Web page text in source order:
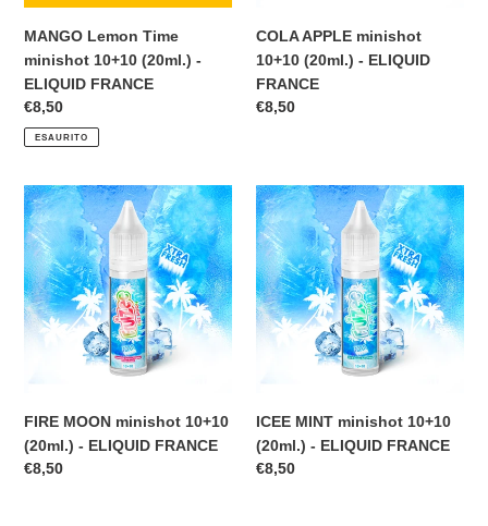
MANGO Lemon Time
minishot 10+10 (20ml.) -
ELIQUID FRANCE
Prezzo
di
listino
€8,50
ESAURITO
COLA APPLE minishot
10+10 (20ml.) - ELIQUID
FRANCE
Prezzo
€8,50
FIRE
MOON
minishot
10+10
(20ml.)
-
ELIQUID
FRANCE
FIRE MOON minishot 10+10
(20ml.) - ELIQUID FRANCE
Prezzo
€8,50
ICEE
MINT
minishot
10+10
(20ml.)
-
ELIQUID
FRANCE
ICEE MINT minishot 10+10
(20ml.) - ELIQUID FRANCE
Prezzo
€8,50